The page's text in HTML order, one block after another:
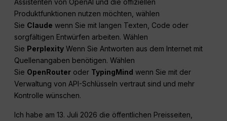
Assistenten von OpenAI und die offiziellen
Produktfunktionen nutzen möchten, wählen
Sie Claude wenn Sie mit langen Texten, Code oder
sorgfältigen Entwürfen arbeiten. Wählen
Sie Perplexity Wenn Sie Antworten aus dem Internet mit
Quellenangaben benötigen. Wählen
Sie OpenRouter oder TypingMind wenn Sie mit der
Verwaltung von API-Schlüsseln vertraut sind und mehr
Kontrolle wünschen.
Ich habe am 13. Juli 2026 die öffentlichen Preisseiten,